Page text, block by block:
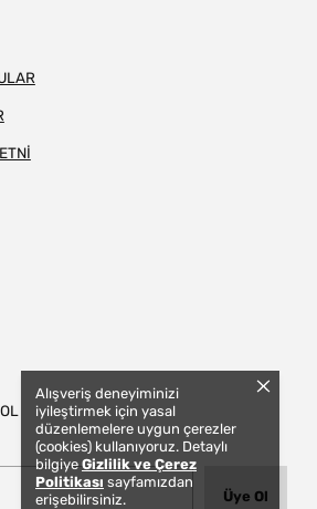
Alışveriş deneyiminizi
iyileştirmek için yasal
düzenlemelere uygun çerezler
(cookies) kullanıyoruz. Detaylı
bilgiyeGizlilik ve Çerez
Politikası sayfamızdan
erişebilirsiniz.
Üye Ol